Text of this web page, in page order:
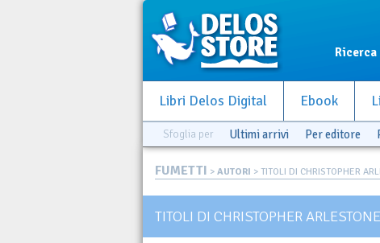
Ricerca
Libri Delos Digital Ebook
Sfoglia per Ultimi arrivi Per editore
FUMETTI > AUTORI > TITOLI DI CHRISTOPHER
TITOLI DI CHRISTOPHER ARLESTONE